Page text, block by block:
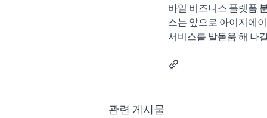
바일 비즈니스 플랫폼
스는 앞으로 아이지에
서비스를 발돋움 해 나
관련 게시물